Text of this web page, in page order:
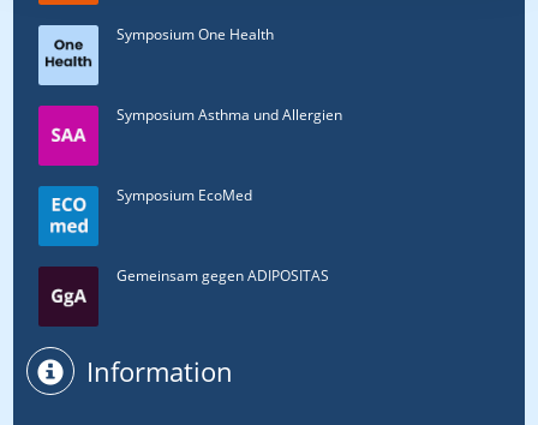
Symposium One Health
Symposium Asthma und Allergien
Symposium EcoMed
Gemeinsam gegen ADIPOSITAS
Information